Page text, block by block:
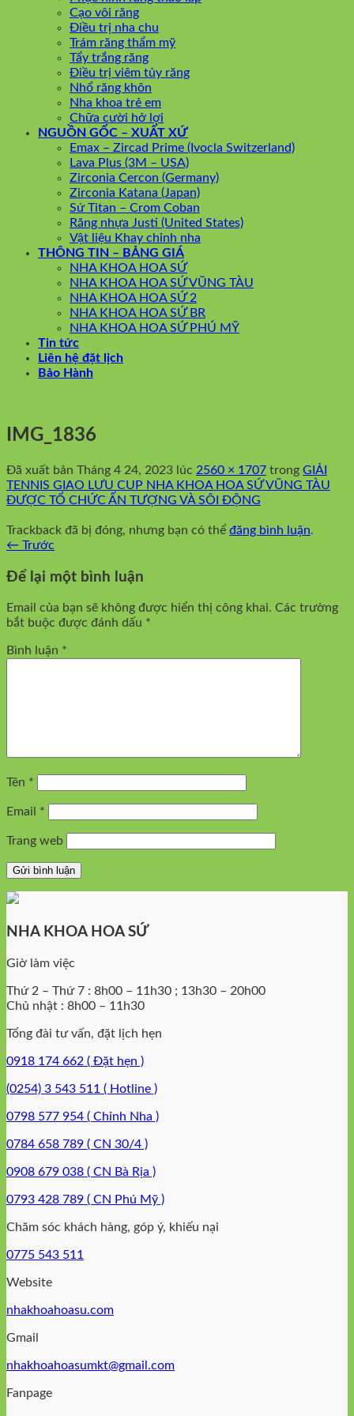
Cạo vôi răng
Điều trị nha chu
Trám răng thẩm mỹ
Tẩy trắng răng
Điều trị viêm tủy răng
Nhổ răng khôn
Nha khoa trẻ em
Chữa cười hở lợi
NGUỒN GỐC – XUẤT XỨ
Emax – Zircad Prime (Ivocla Switzerland)
Lava Plus (3M – USA)
Zirconia Cercon (Germany)
Zirconia Katana (Japan)
Sứ Titan – Crom Coban
Răng nhựa Justi (United States)
Vật liệu Khay chỉnh nha
THÔNG TIN – BẢNG GIÁ
NHA KHOA HOA SỨ
NHA KHOA HOA SỨ VŨNG TÀU
NHA KHOA HOA SỨ 2
NHA KHOA HOA SỨ BR
NHA KHOA HOA SỨ PHÚ MỸ
Tin tức
Liên hệ đặt lịch
Bảo Hành
IMG_1836
Đã xuất bản Tháng 4 24, 2023 lúc 2560 × 1707 trong GIẢI
TENNIS GIAO LƯU CUP NHA KHOA HOA SỨ VŨNG TÀU
ĐƯỢC TỔ CHỨC ẤN TƯỢNG VÀ SÔI ĐỘNG
Trackback đã bị đóng, nhưng bạn có thể đăng bình luận.
← Trước
Để lại một bình luận
Email của bạn sẽ không được hiển thị công khai. Các trường
bắt buộc được đánh dấu *
Bình luận *
Tên *
Email *
Trang web
NHA KHOA HOA SỨ
Giờ làm việc
Thứ 2 – Thứ 7 : 8h00 – 11h30 ; 13h30 – 20h00
Chủ nhật : 8h00 – 11h30
Tổng đài tư vấn, đặt lịch hẹn
0918 174 662 ( Đặt hẹn )
(0254) 3 543 511 ( Hotline )
0798 577 954 ( Chỉnh Nha )
0784 658 789 ( CN 30/4 )
0908 679 038 ( CN Bà Rịa )
0793 428 789 ( CN Phú Mỹ )
Chăm sóc khách hàng, góp ý, khiếu nại
0775 543 511
Website
nhakhoahoasu.com
Gmail
nhakhoahoasumkt@gmail.com
Fanpage